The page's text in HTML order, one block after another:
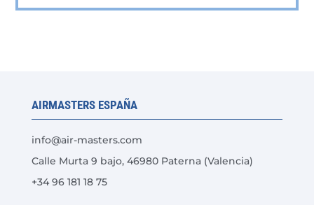
pueden
en
la
página
AIRMASTERS ESPAÑA
info@air-masters.com
Calle Murta 9 bajo, 46980 Paterna (Valencia)
+34 96 181 18 75